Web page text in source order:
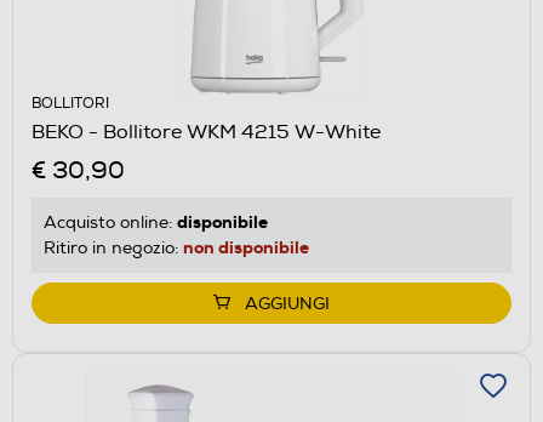
BOLLITORI
BEKO - Bollitore WKM 4215 W-White
€ 30,90
Acquisto online: disponibile
Ritiro in negozio: non disponibile
AGGIUNGI